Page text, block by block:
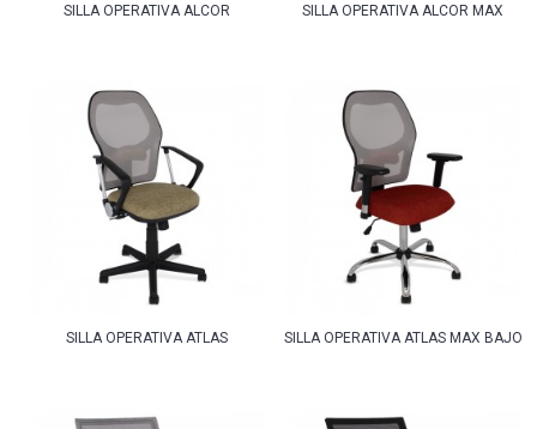
SILLA OPERATIVA ALCOR SILLA OPERATIVA ALCOR MAX
SILLA OPERATIVA ATLAS SILLA OPERATIVA ATLAS MAX BAJO